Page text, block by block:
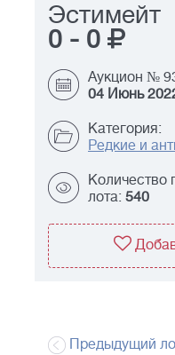
Эстимейт
0 - 0
Аукцион №
04 Июнь
Категория:
Редкие и
Количество
лота: 540
Предыдущий